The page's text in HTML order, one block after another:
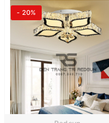
- 20%